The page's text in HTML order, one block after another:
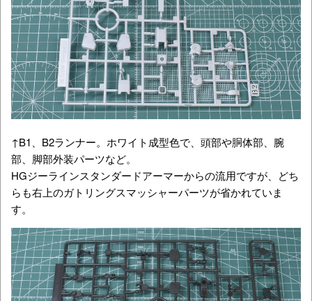
↑B1、B2ランナー。ホワイト成型色で、頭部や胴体部、腕
部、脚部外装パーツなど。
HGジーラインスタンダードアーマーからの流用ですが、どち
らも右上のガトリングスマッシャーパーツが省かれていま
す。